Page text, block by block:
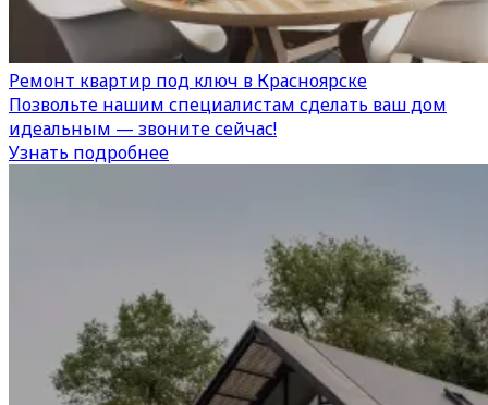
Ремонт квартир под ключ в Красноярске
Позвольте нашим специалистам сделать ваш дом
идеальным — звоните сейчас!
Узнать подробнее